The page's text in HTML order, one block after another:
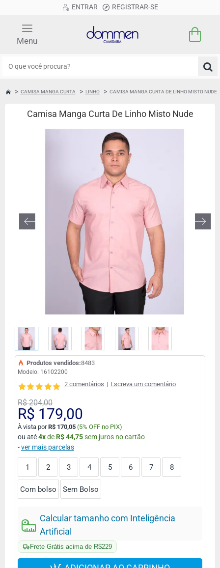
ENTRAR REGISTRAR-SE
você
CAMISA MANGA CURTA LINHO CAMISA MANGA CURTA DE LINHO MISTO NUDE
Camisa Manga Curta De Linho Misto Nude
Frete Grátis acima de R$229
Calcular tamanho com Inteligência
Artificial
Modelo: 16102200
Produtos vendidos:8483
2 comentários | Escreva um comentário
R$ 179,00
R$ 204,00
À vista porR$ 170,05 (5% OFF no PIX)
ou até4xdeR$ 44,75sem juros no cartão
-ver mais parcelas
1 2 3 4 5 6 7 8
Com bolso Sem Bolso